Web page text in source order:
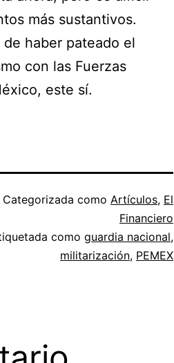
más sustantivos.
haber pateado el
con las Fuerzas
este sí.
Categorizada como Artículos, El
Financiero
como guardia nacional,
militarización, PEMEX